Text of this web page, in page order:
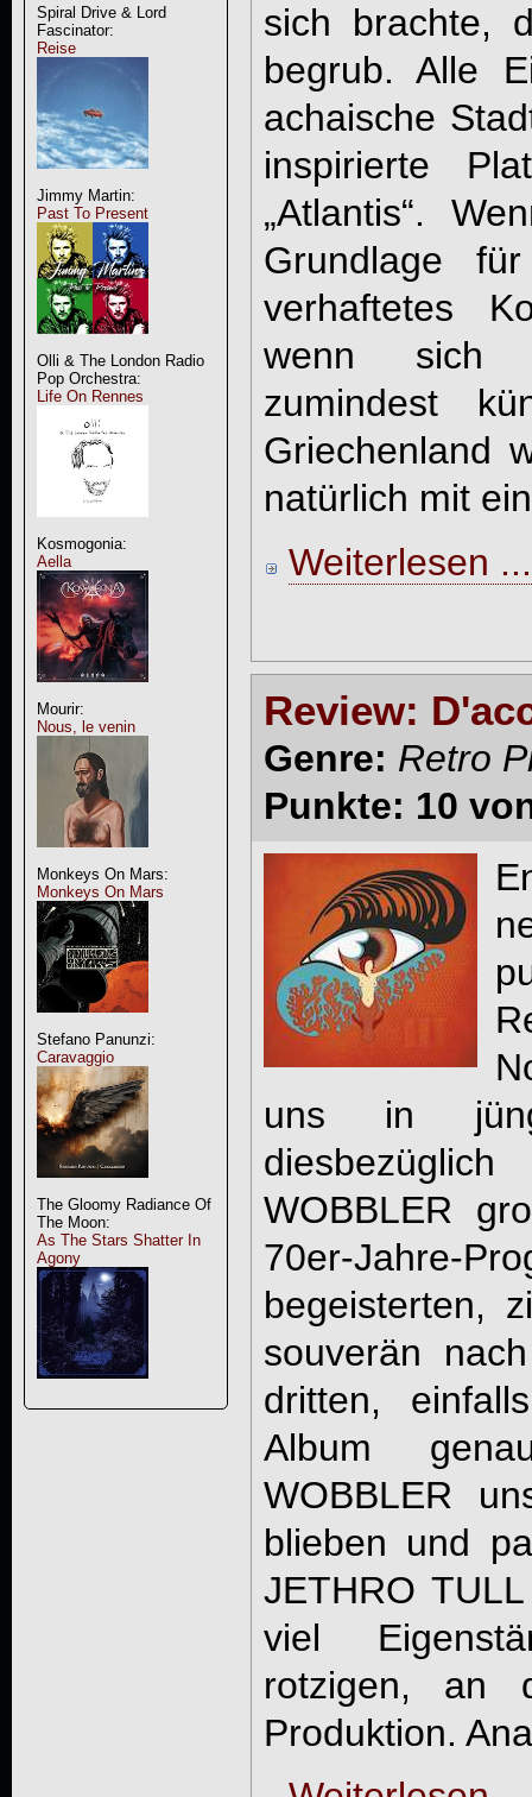
Spiral Drive & Lord
Fascinator:
Reise
Jimmy Martin:
Past To Present
Olli & The London Radio
Pop Orchestra:
Life On Rennes
Kosmogonia:
Aella
Mourir:
Nous, le venin
Monkeys On Mars:
Monkeys On Mars
Stefano Panunzi:
Caravaggio
The Gloomy Radiance Of
The Moon:
As The Stars Shatter In
Agony
sich brachte,
begrub. Alle
achaische
inspirierte
„Atlantis“.
Grundlage
verhaftetes
wenn sich
zumindest
Griechenland
natürlich mit
Weiterlesen ...
Review:
Genre: Retro
Punkte: 10
uns in
WOBBLER
70er-Jahre-
begeisterten,
souverän
dritten,
Album
WOBBLER
blieben und
JETHRO
viel
rotzigen, an
Produktion.